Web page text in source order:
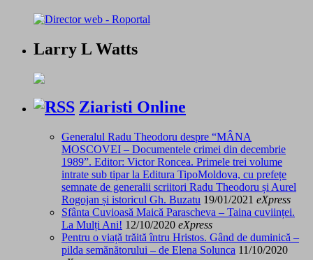
Larry L Watts
Ziaristi Online
Generalul Radu Theodoru despre “MÂNA
MOSCOVEI – Documentele crimei din decembrie
1989”. Editor: Victor Roncea. Primele trei volume
intrate sub tipar la Editura TipoMoldova, cu prefețe
semnate de generalii scriitori Radu Theodoru și Aurel
Rogojan și istoricul Gh. Buzatu 19/01/2021 eXpress
Sfânta Cuvioasă Maică Parascheva – Taina cuviinței.
La Mulți Ani! 12/10/2020 eXpress
Pentru o viață trăită întru Hristos. Gând de duminică –
pilda semănătorului – de Elena Solunca 11/10/2020